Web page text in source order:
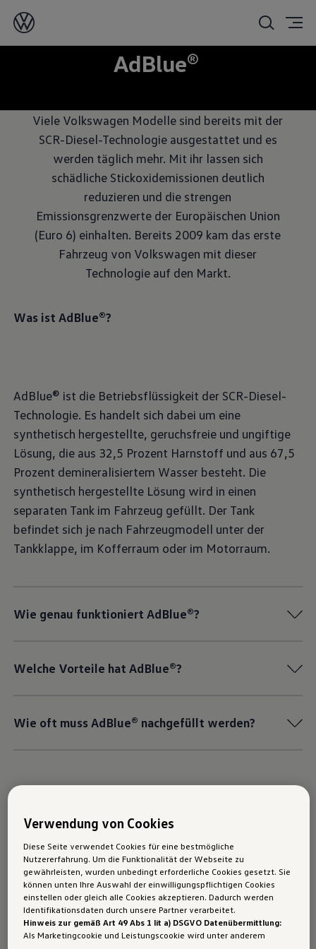
AdBlue®
Viele Volkswagen Modelle sind bereits mit der
SCR-Diesel-Technologie ausgestattet und es
werden täglich mehr. Mit ihr lassen sich
schädliche Stickoxidemissionen deutlich
reduzieren und die strengen
Emissionsgrenzwerte der Europäischen Union
(Euro 6) einhalten. Bereits 2009 kam das erste
Fahrzeug von Volkswagen mit dieser
Technologie auf den Markt.
Was ist AdBlue®?
AdBlue® ist die Betriebsflüssigkeit der SCR-Diesel-
Technologie. Es handelt sich dabei um eine
synthetisch hergestellte, geruchsfreie und ungiftige
Lösung, die aus 32,5 Prozent Harnstoff und aus 67,5
Prozent demineralisiertem Wasser besteht. Die
synthetisch hergestellte Lösung wird in einen
separaten Tank im Fahrzeug gefüllt. Der Tank
befindet sich je nach Fahrzeugmodell unter der
Tankklappe, im Kofferraum oder im Motorraum.
Wie genau funktioniert AdBlue®?
Welche Vorteile hat AdBlue®?
Wie oft muss AdBlue® nachgefüllt werden?
Tipps rund ums AdBlue®
Tanken
Ohne AdBlue® läuft nichts:
Ist der Tank leer, ist kein Start mehr möglich -
Verwendung von Cookies
Diese Seite verwendet Cookies für eine bestmögliche
Nutzererfahrung. Um die Funktionalität der Webseite zu
gewährleisten, wurden unbedingt erforderliche Cookies gesetzt. Sie
können unten Ihre Auswahl der einwilligungspflichtigen Cookies
einstellen oder gleich alle Cookies akzeptieren. Dadurch werden
Identifikationsdaten durch unsere Partner verarbeitet.
Hinweis zur gemäß Art 49 Abs 1 lit a) DSGVO Datenübermittlung:
Als Marketingcookie und Leistungscookie wird unter anderem